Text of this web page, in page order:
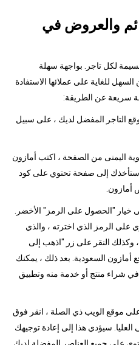
والعروض في
لكل تاجر. بواجهة سهلة
للغاية على عملائها الاستفادة
سريعة عن الطريقة:
التاجر المفضل لديك ، على سبيل
اليمنى من الصفحة ، اكتب أمازون
ستأخذك إلى صفحة تحتوي على كود
أمازون.
خيار "الحصول على الرمز" الأخضر.
على الرمز الذي اخترته ، والذي
وكذلك النقر على زر "اذهب إلى
أمازون السعودية. بعد ذلك ، يمكنك
في شراء منتج أو خدمة منه وتطبيق
على موقع الويب ذي الصلة ، انقر فوق
سيؤدي هذا إلى إعادة توجيهك